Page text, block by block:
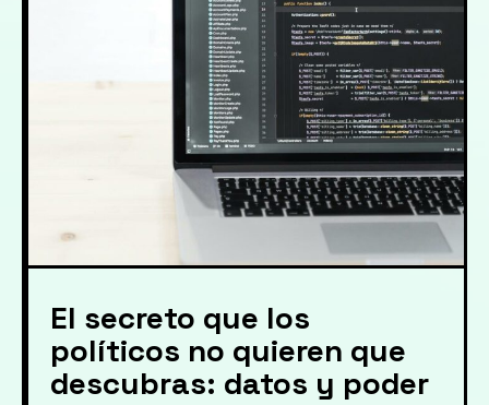
El secreto que los
políticos no quieren que
descubras: datos y poder